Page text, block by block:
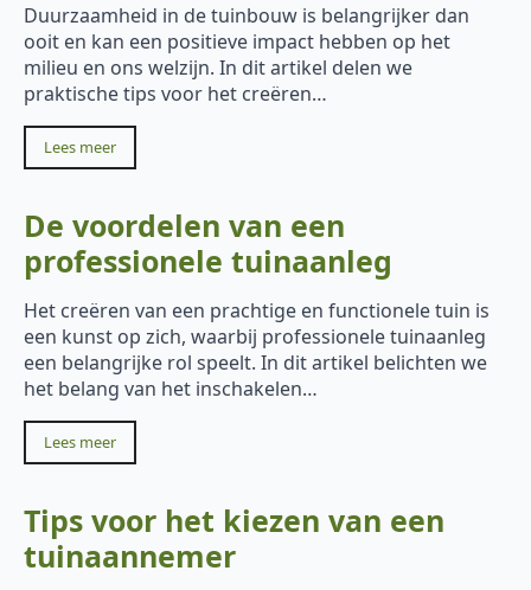
Duurzaamheid in de tuinbouw is belangrijker dan
ooit en kan een positieve impact hebben op het
milieu en ons welzijn. In dit artikel delen we
praktische tips voor het creëren…
Lees meer
De voordelen van een
professionele tuinaanleg
Het creëren van een prachtige en functionele tuin is
een kunst op zich, waarbij professionele tuinaanleg
een belangrijke rol speelt. In dit artikel belichten we
het belang van het inschakelen…
Lees meer
Tips voor het kiezen van een
tuinaannemer